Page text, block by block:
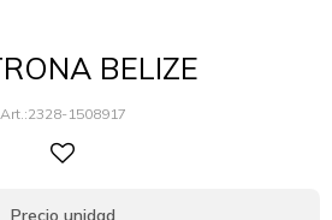
BELIZE
2328-1508917